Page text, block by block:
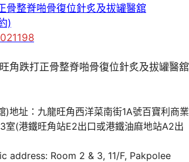
骨整脊啪骨復位針炙及拔罐醫舘
)
)地址：九龍旺角西洋菜南街1A號百寶利商業
室(港鐵旺角站E2出口或港鐵油麻地站A2出
address: Room 2 & 3, 11/F, Pakpolee